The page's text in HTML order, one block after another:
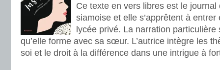
Ce texte en vers libres est le
siamoise et elle s’apprêtent à
lycée privé. La narration
qu’elle forme avec sa sœur. L’autrice intègre les
soi et le droit à la différence dans une intrigue à